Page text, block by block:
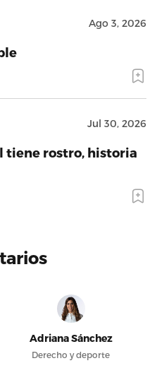
Ago 3, 2026
Jul 30, 2026
tiene rostro, historia
Adriana Sánchez
Derecho y deporte